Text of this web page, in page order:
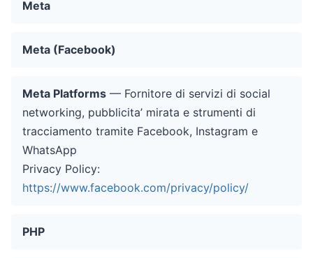
Meta
Meta (Facebook)
Meta Platforms — Fornitore di servizi di social
networking, pubblicita’ mirata e strumenti di
tracciamento tramite Facebook, Instagram e
WhatsApp
Privacy Policy:
https://www.facebook.com/privacy/policy/
PHP